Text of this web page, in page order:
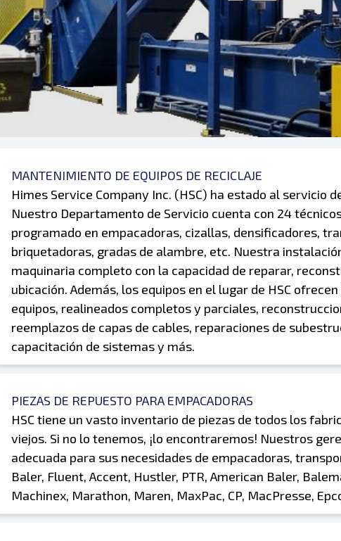
MANTENIMIENTO DE EQUIPOS DE RECICLAJE
Himes Service Company Inc. (HSC) ha estado al
Nuestro Departamento de Servicio cuenta con 24
programado en empacadoras, cizallas, densificadores,
briquetadoras, gradas de alambre, etc. Nuestra
maquinaria completo con la capacidad de reparar,
ubicación. Además, los equipos en el lugar de HSC
equipos, realineados completos y parciales,
reemplazos de capas de cables, reparaciones de
capacitación de sistemas y más.
PIEZAS DE REPUESTO PARA EMPACADORAS
HSC tiene un vasto inventario de piezas de todos los
viejos. Si no lo tenemos, ¡lo encontraremos! Nuestros
adecuada para sus necesidades de empacadoras,
Baler, Fluent, Accent, Hustler, PTR, American Baler,
Machinex, Marathon, Maren, MaxPac, CP, MacPresse,